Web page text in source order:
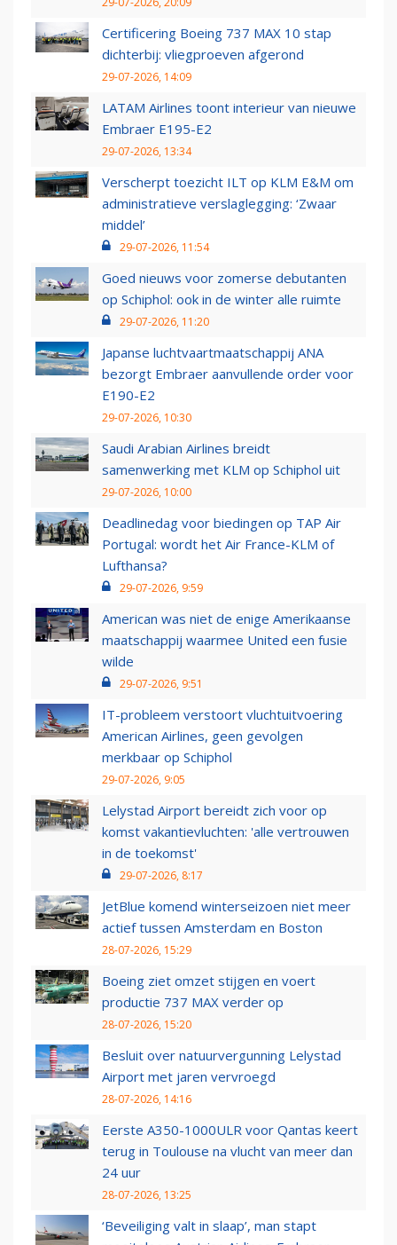
Certificering Boeing 737 MAX 10 stap
dichterbij: vliegproeven afgerond
29-07-2026, 14:09
LATAM Airlines toont interieur van nieuwe
Embraer E195-E2
29-07-2026, 13:34
Verscherpt toezicht ILT op KLM E&M om
administratieve verslaglegging: ‘Zwaar
middel’
29-07-2026, 11:54
Goed nieuws voor zomerse debutanten
op Schiphol: ook in de winter alle ruimte
29-07-2026, 11:20
Japanse luchtvaartmaatschappij ANA
bezorgt Embraer aanvullende order voor
E190-E2
29-07-2026, 10:30
Saudi Arabian Airlines breidt
samenwerking met KLM op Schiphol uit
29-07-2026, 10:00
Deadlinedag voor biedingen op TAP Air
Portugal: wordt het Air France-KLM of
Lufthansa?
29-07-2026, 9:59
American was niet de enige Amerikaanse
maatschappij waarmee United een fusie
wilde
29-07-2026, 9:51
IT-probleem verstoort vluchtuitvoering
American Airlines, geen gevolgen
merkbaar op Schiphol
29-07-2026, 9:05
Lelystad Airport bereidt zich voor op
komst vakantievluchten: 'alle vertrouwen
in de toekomst'
29-07-2026, 8:17
JetBlue komend winterseizoen niet meer
actief tussen Amsterdam en Boston
28-07-2026, 15:29
Boeing ziet omzet stijgen en voert
productie 737 MAX verder op
28-07-2026, 15:20
Besluit over natuurvergunning Lelystad
Airport met jaren vervroegd
28-07-2026, 14:16
Eerste A350-1000ULR voor Qantas keert
terug in Toulouse na vlucht van meer dan
24 uur
28-07-2026, 13:25
‘Beveiliging valt in slaap’, man stapt